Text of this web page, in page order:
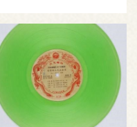
集：許石編曲指揮》